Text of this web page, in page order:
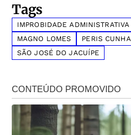
Tags
IMPROBIDADE ADMINISTRATIVA
MAGNO LOMES
PERIS CUNHA
SÃO JOSÉ DO JACUÍPE